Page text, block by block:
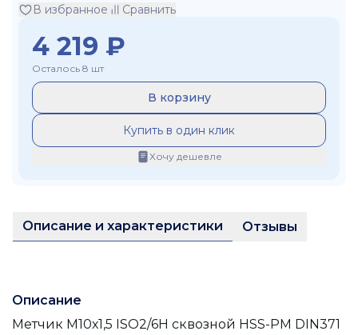
В избранное Сравнить
4 219 ₽
Осталось 8 шт
В корзину
Купить в один клик
Хочу дешевле
Описание и характеристики Отзывы
Описание
Метчик М10х1,5 ISO2/6H сквозной HSS-PM DIN371